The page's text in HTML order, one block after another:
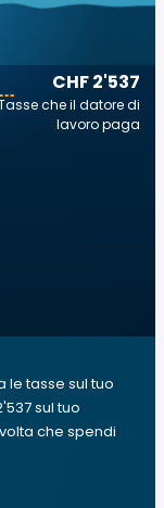
CHF 2'537
che il datore di
lavoro paga
le tasse sul tuo
sul tuo
che spendi